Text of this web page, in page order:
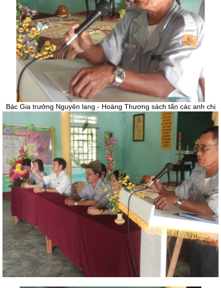
Bác Gia trưởng Nguyên lang - Hoàng Thương sách tấn các anh chị